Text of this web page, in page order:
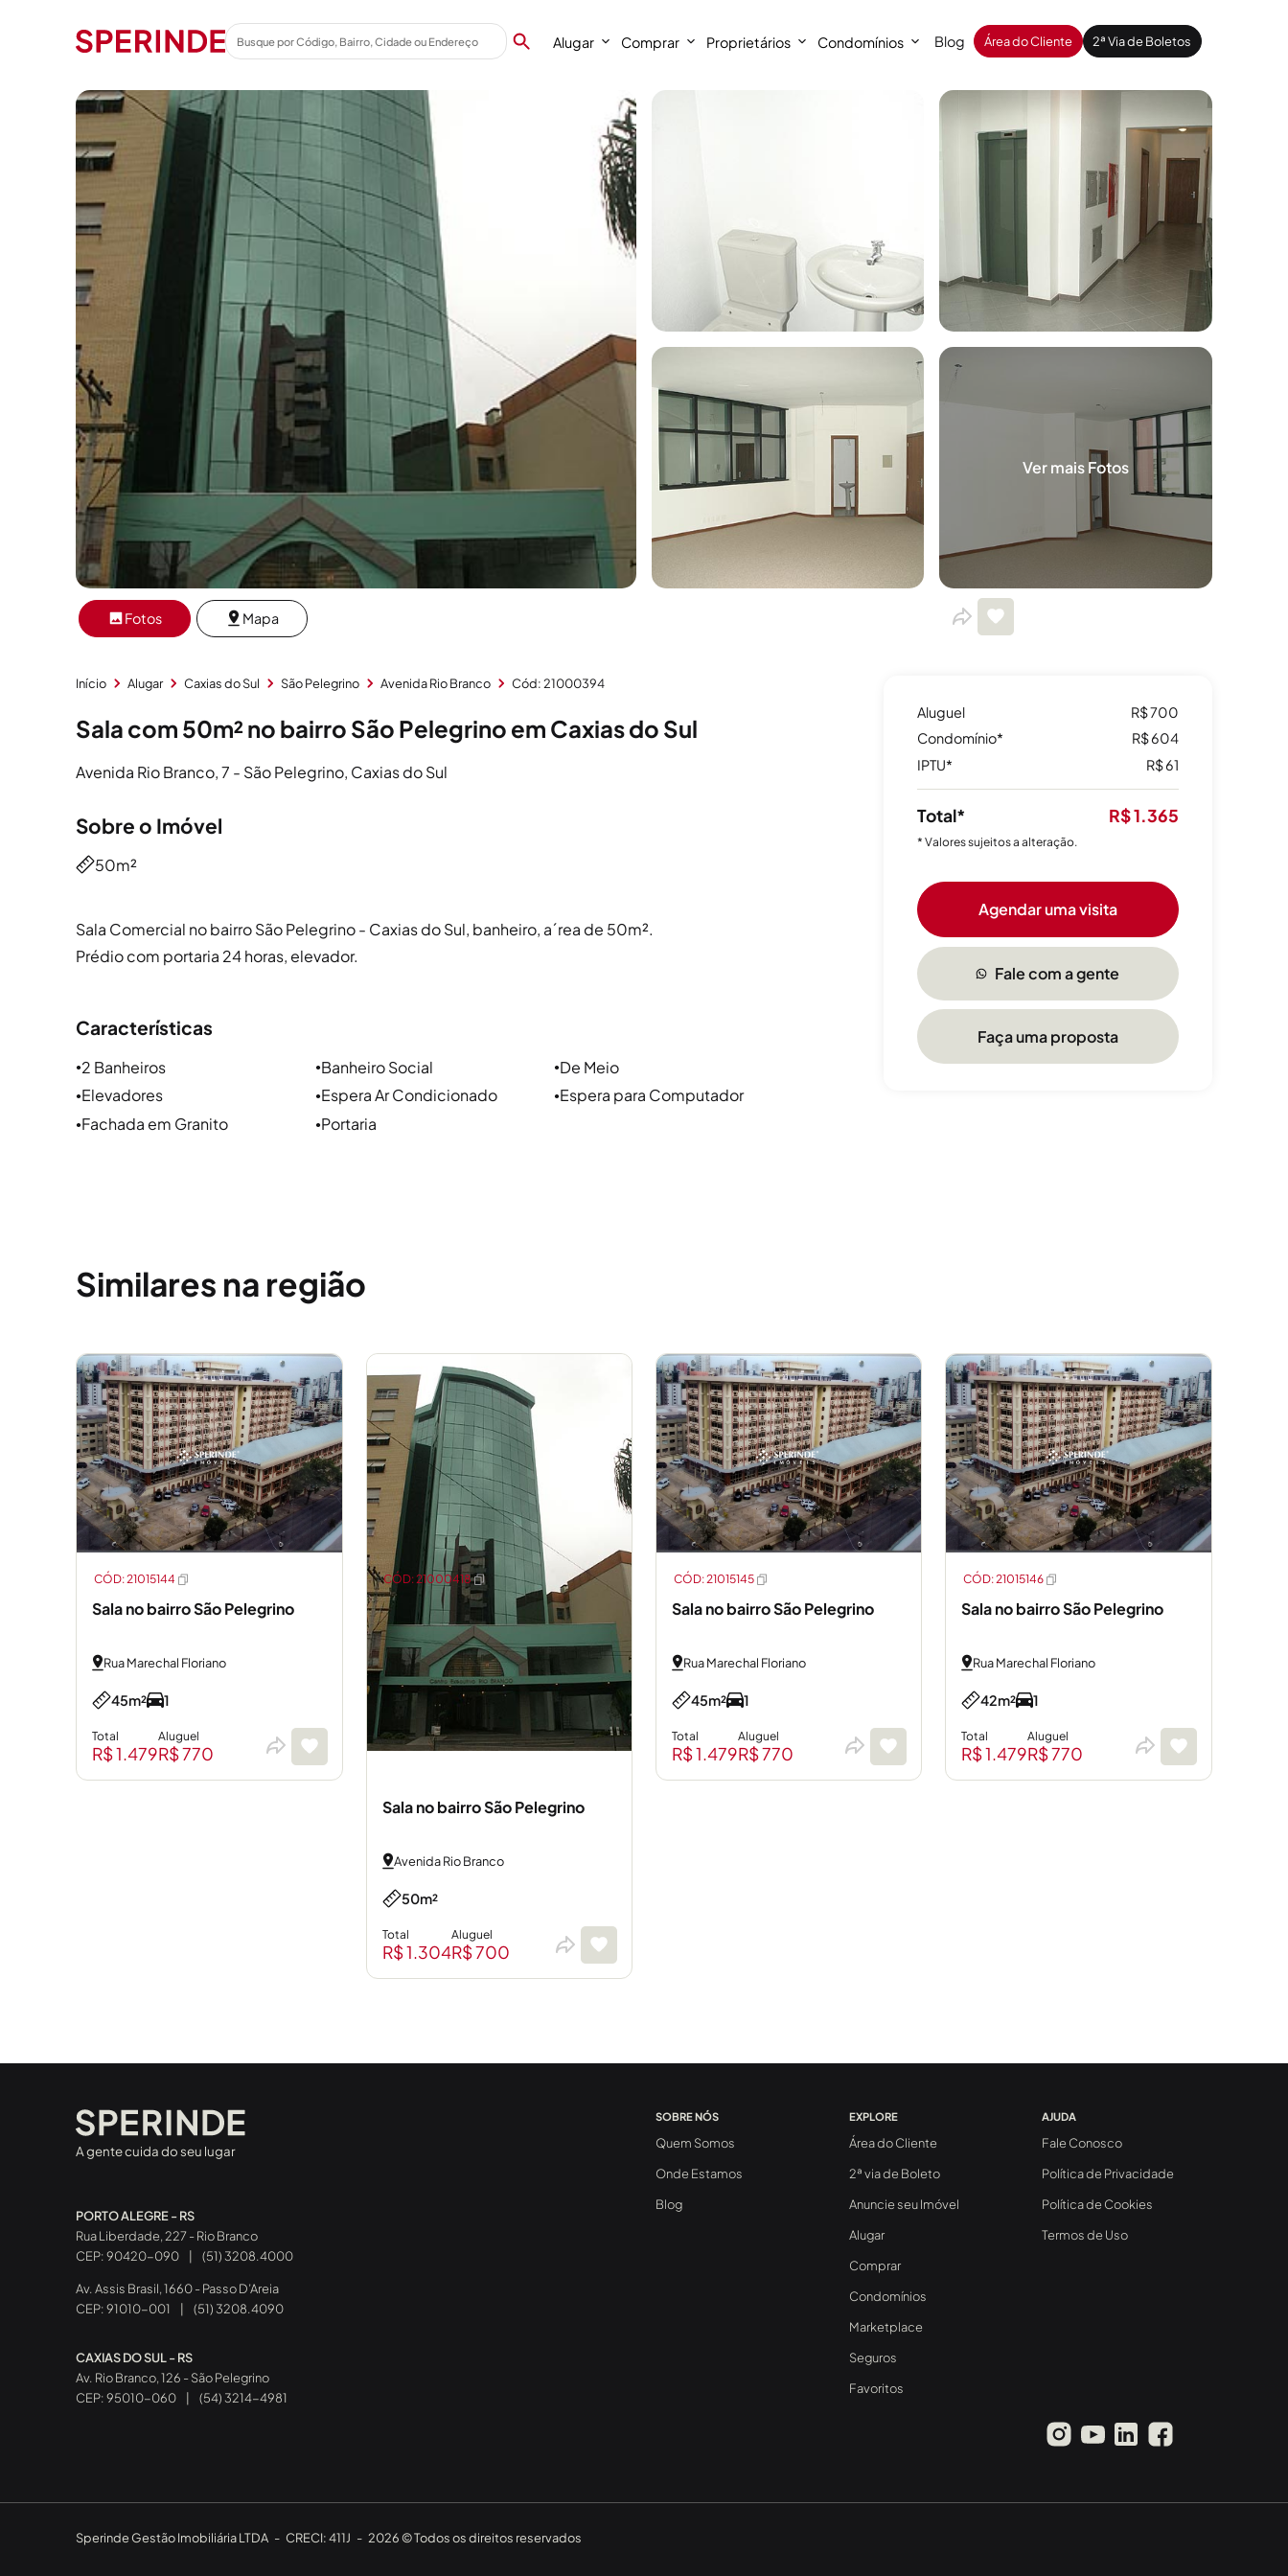
Alugar Comprar Proprietários Condomínios Blog Área do Cliente 2ª Via de Boletos
Ver mais Fotos
Fotos Mapa
Início Alugar Caxias do Sul São Pelegrino Avenida Rio Branco Cód: 21000394
Sala com 50m² no bairro São Pelegrino em Caxias do Sul
Avenida Rio Branco, 7 - São Pelegrino, Caxias do Sul
Sobre o Imóvel
50m²
Sala Comercial no bairro São Pelegrino - Caxias do Sul, banheiro, a´rea de 50m².
Prédio com portaria 24 horas, elevador.
Características
●2 Banheiros ●Banheiro Social ●De Meio
●Elevadores ●Espera Ar Condicionado ●Espera para Computador
●Fachada em Granito ●Portaria
Aluguel
R$ 700
Condomínio*
R$ 604
IPTU*
R$ 61
Total* R$ 1.365
* Valores sujeitos a alteração.
Agendar uma visita
Fale com a gente
Faça uma proposta
Similares na região
Sala no bairro São Pelegrino
Rua Marechal Floriano
45m² 1
Total
R$ 1.479
Aluguel
R$ 770
CÓD: 21015144
Sala no bairro São Pelegrino
Avenida Rio Branco
50m²
Total
R$ 1.304
Aluguel
R$ 700
CÓD: 21000418
Sala no bairro São Pelegrino
Rua Marechal Floriano
45m² 1
Total
R$ 1.479
Aluguel
R$ 770
CÓD: 21015145
Sala no bairro São Pelegrino
Rua Marechal Floriano
42m² 1
Total
R$ 1.479
Aluguel
R$ 770
CÓD: 21015146
A gente cuida do seu lugar
PORTO ALEGRE - RS
Rua Liberdade, 227 - Rio Branco
CEP: 90420-090
(51) 3208.4000
Av. Assis Brasil, 1660 - Passo D’Areia
CEP: 91010-001
(51) 3208.4090
CAXIAS DO SUL - RS
Av. Rio Branco, 126 - São Pelegrino
CEP: 95010-060
(54) 3214-4981
SOBRE NÓS
Quem Somos
Onde Estamos
Blog
EXPLORE
Área do Cliente
2ª via de Boleto
Anuncie seu Imóvel
Alugar
Comprar
Condomínios
Marketplace
Seguros
Favoritos
AJUDA
Fale Conosco
Política de Privacidade
Política de Cookies
Termos de Uso
Sperinde Gestão Imobiliária LTDA - CRECI: 411J - 2026 © Todos os direitos reservados